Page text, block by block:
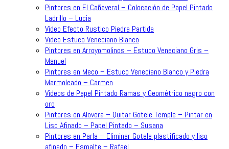
Pintores en El Cañaveral – Colocación de Papel Pintado
Ladrillo – Lucia
Video Efecto Rustico Piedra Partida
Video Estuco Veneciano Blanco
Pintores en Arroyomolinos – Estuco Veneciano Gris –
Manuel
Pintores en Meco – Estuco Veneciano Blanco y Piedra
Marmoleado – Carmen
Videos de Papel Pintado Ramas y Geométrico negro con
oro
Pintores en Alovera – Quitar Gotele Temple – Pintar en
Liso Afinado – Papel Pintado – Susana
Pintores en Parla – Eliminar Gotele plastificado y liso
afinado – Esmalte – Rafael